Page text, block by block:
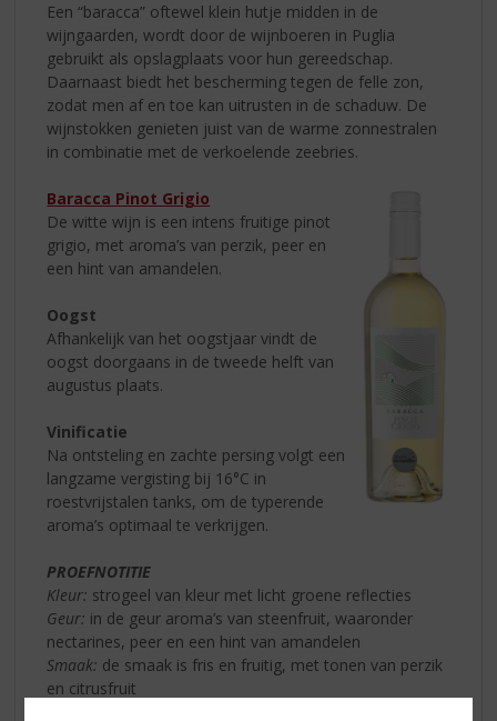
Een “baracca” oftewel klein hutje midden in de
wijngaarden, wordt door de wijnboeren in Puglia
gebruikt als opslagplaats voor hun gereedschap.
Daarnaast biedt het bescherming tegen de felle zon,
zodat men af en toe kan uitrusten in de schaduw. De
wijnstokken genieten juist van de warme zonnestralen
in combinatie met de verkoelende zeebries.
Baracca Pinot Grigio
De witte wijn is een intens fruitige pinot
grigio, met aroma’s van perzik, peer en
een hint van amandelen.
Oogst
Afhankelijk van het oogstjaar vindt de
oogst doorgaans in de tweede helft van
augustus plaats.
Vinificatie
Na ontsteling en zachte persing volgt een
langzame vergisting bij 16°C in
roestvrijstalen tanks, om de typerende
aroma’s optimaal te verkrijgen.
PROEFNOTITIE
Kleur: strogeel van kleur met licht groene reflecties
Geur: in de geur aroma’s van steenfruit, waaronder
nectarines, peer en een hint van amandelen
Smaak: de smaak is fris en fruitig, met tonen van perzik
en citrusfruit